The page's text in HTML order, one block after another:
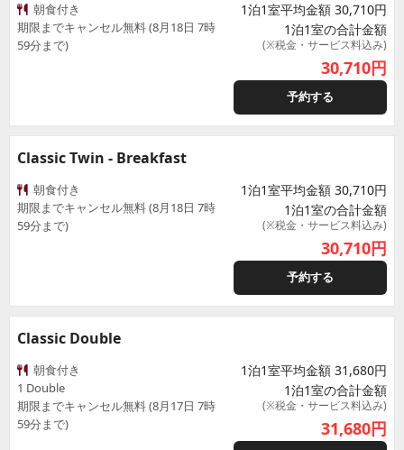
朝食付き
期限までキャンセル無料 (8月18日 7時
59分まで)
1泊1室平均金額 30,710円
1泊1室の合計金額
(※税金・サービス料込み)
30,710円
予約する
Classic Twin - Breakfast
朝食付き
期限までキャンセル無料 (8月18日 7時
59分まで)
1泊1室平均金額 30,710円
1泊1室の合計金額
(※税金・サービス料込み)
30,710円
予約する
Classic Double
朝食付き
1 Double
期限までキャンセル無料 (8月17日 7時
59分まで)
1泊1室平均金額 31,680円
1泊1室の合計金額
(※税金・サービス料込み)
31,680円